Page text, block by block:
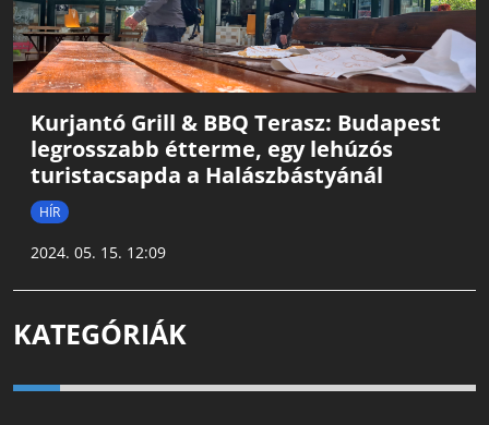
Kurjantó Grill & BBQ Terasz: Budapest
legrosszabb étterme, egy lehúzós
turistacsapda a Halászbástyánál
HÍR
2024. 05. 15. 12:09
KATEGÓRIÁK